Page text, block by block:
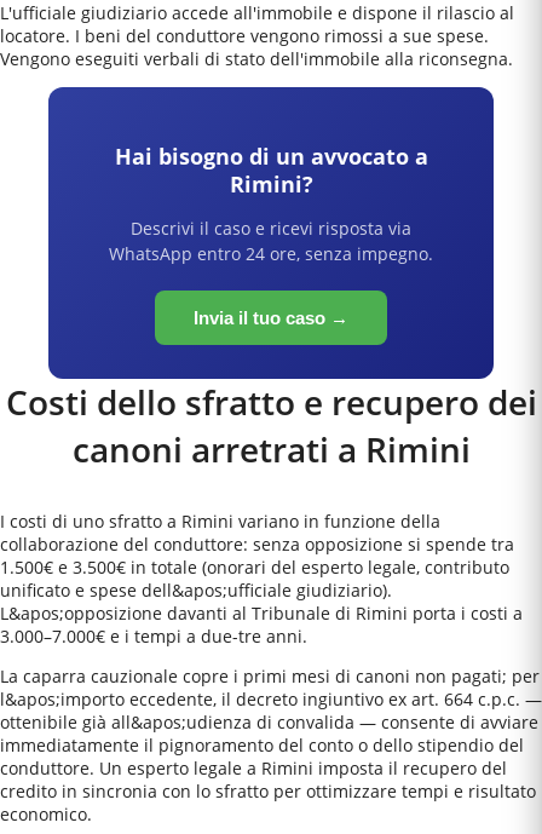
L'ufficiale giudiziario accede all'immobile e dispone il rilascio al
locatore. I beni del conduttore vengono rimossi a sue spese.
Vengono eseguiti verbali di stato dell'immobile alla riconsegna.
Hai bisogno di un avvocato a
Rimini?
Descrivi il caso e ricevi risposta via
WhatsApp entro 24 ore, senza impegno.
Invia il tuo caso →
Costi dello sfratto e recupero dei
canoni arretrati a Rimini
I costi di uno sfratto a Rimini variano in funzione della
collaborazione del conduttore: senza opposizione si spende tra
1.500€ e 3.500€ in totale (onorari del esperto legale, contributo
unificato e spese dell&apos;ufficiale giudiziario).
L&apos;opposizione davanti al Tribunale di Rimini porta i costi a
3.000–7.000€ e i tempi a due-tre anni.
La caparra cauzionale copre i primi mesi di canoni non pagati; per
l&apos;importo eccedente, il decreto ingiuntivo ex art. 664 c.p.c. —
ottenibile già all&apos;udienza di convalida — consente di avviare
immediatamente il pignoramento del conto o dello stipendio del
conduttore. Un esperto legale a Rimini imposta il recupero del
credito in sincronia con lo sfratto per ottimizzare tempi e risultato
economico.